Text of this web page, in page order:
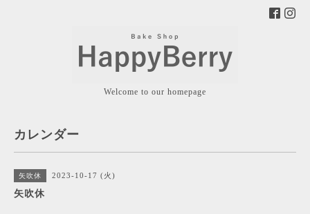
Welcome to our homepage
カレンダー
矢吹休 2023-10-17 (火)
矢吹休